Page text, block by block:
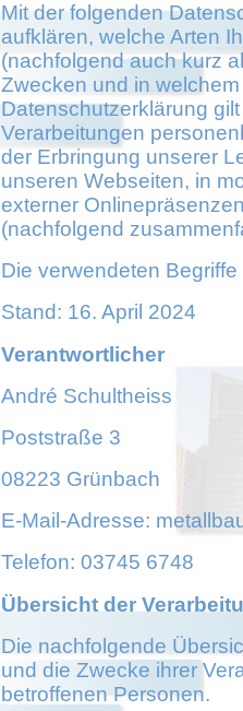
Mit der folgenden
aufklären, welche Arten
(nachfolgend auch kurz
Zwecken und in
Datenschutzerklärung
Verarbeitungen
der Erbringung unserer
unseren Webseiten, in
externer
(nachfolgend
Die verwendeten
Stand: 16. April 2024
Verantwortlicher
André Schultheiss
Poststraße 3
08223 Grünbach
E-Mail-Adresse:
Telefon: 03745 6748
Übersicht der
Die nachfolgende
und die Zwecke ihrer
betroffenen Personen.